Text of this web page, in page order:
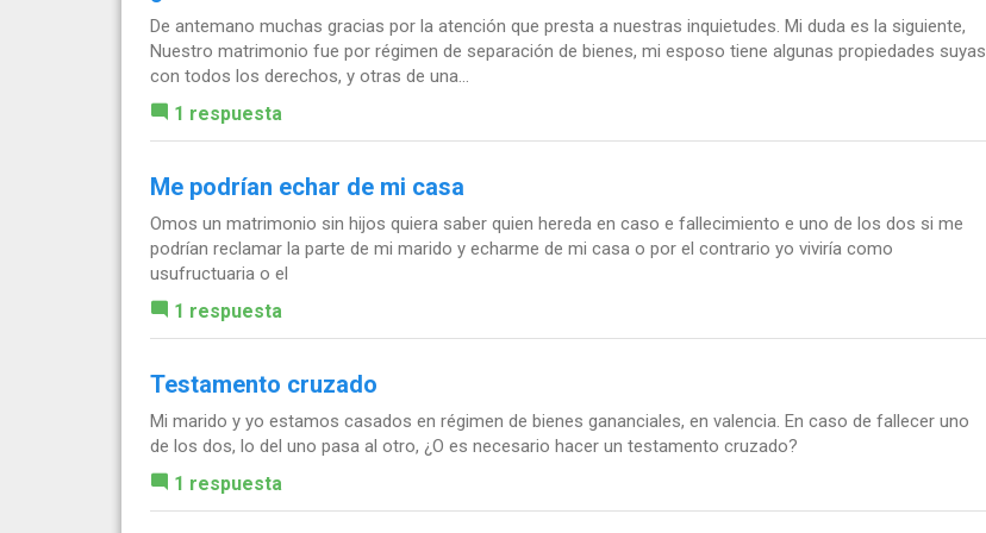
De antemano muchas gracias por la atención que presta a nuestras inquietudes. Mi duda es la siguiente,
Nuestro matrimonio fue por régimen de separación de bienes, mi esposo tiene algunas propiedades suyas
con todos los derechos, y otras de una...
1 respuesta
Me podrían echar de mi casa
Omos un matrimonio sin hijos quiera saber quien hereda en caso e fallecimiento e uno de los dos si me
podrían reclamar la parte de mi marido y echarme de mi casa o por el contrario yo viviría como
usufructuaria o el
1 respuesta
Testamento cruzado
Mi marido y yo estamos casados en régimen de bienes gananciales, en valencia. En caso de fallecer uno
de los dos, lo del uno pasa al otro, ¿O es necesario hacer un testamento cruzado?
1 respuesta